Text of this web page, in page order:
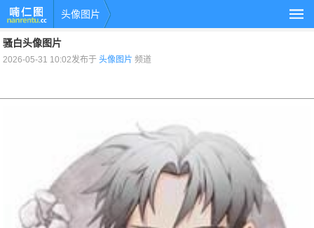
头像图片
骚白头像图片
2026-05-31 10:02发布于头像图片 频道